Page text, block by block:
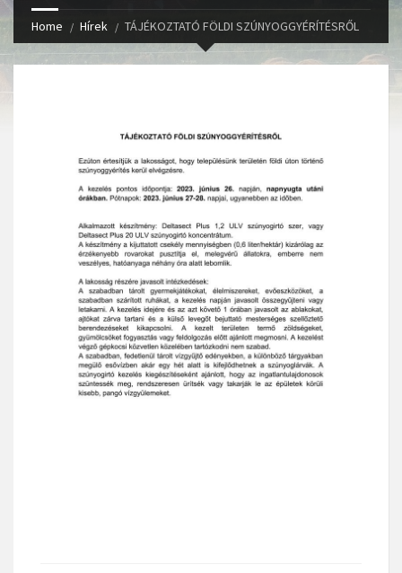
Home Hírek TÁJÉKOZTATÓ FÖLDI SZÚNYOGGYÉRÍTÉSRŐL